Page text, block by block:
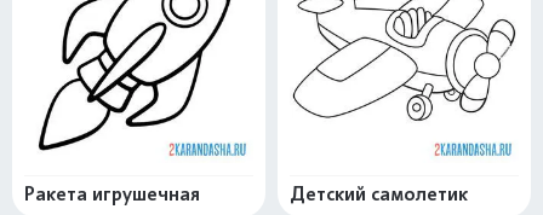
Ракета игрушечная Детский самолетик